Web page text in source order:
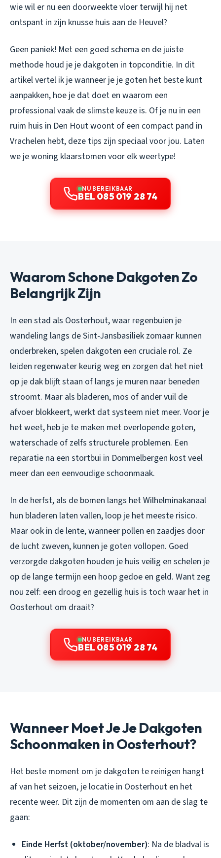
wie wil er nu een doorweekte vloer terwijl hij net
ontspant in zijn knusse huis aan de Heuvel?
Geen paniek! Met een goed schema en de juiste
methode houd je je dakgoten in topconditie. In dit
artikel vertel ik je wanneer je je goten het beste kunt
aanpakken, hoe je dat doet en waarom een
professional vaak de slimste keuze is. Of je nu in een
ruim huis in Den Hout woont of een compact pand in
Vrachelen hebt, deze tips zijn speciaal voor jou. Laten
we je woning klaarstomen voor elk weertype!
NU BEREIKBAAR
BEL 085 019 28 74
Waarom Schone Dakgoten Zo
Belangrijk Zijn
In een stad als Oosterhout, waar regenbuien je
wandeling langs de Sint-Jansbasiliek zomaar kunnen
onderbreken, spelen dakgoten een cruciale rol. Ze
leiden regenwater keurig weg en zorgen dat het niet
op je dak blijft staan of langs je muren naar beneden
stroomt. Maar als bladeren, mos of ander vuil de
afvoer blokkeert, werkt dat systeem niet meer. Voor je
het weet, heb je te maken met overlopende goten,
waterschade of zelfs structurele problemen. Een
reparatie na een stortbui in Dommelbergen kost veel
meer dan een eenvoudige schoonmaak.
In de herfst, als de bomen langs het Wilhelminakanaal
hun bladeren laten vallen, loop je het meeste risico.
Maar ook in de lente, wanneer pollen en zaadjes door
de lucht zweven, kunnen je goten vollopen. Goed
verzorgde dakgoten houden je huis veilig en schelen je
op de lange termijn een hoop gedoe en geld. Want zeg
nou zelf: een droog en gezellig huis is toch waar het in
Oosterhout om draait?
NU BEREIKBAAR
BEL 085 019 28 74
Wanneer Moet Je Je Dakgoten
Schoonmaken in Oosterhout?
Het beste moment om je dakgoten te reinigen hangt
af van het seizoen, je locatie in Oosterhout en het
recente weer. Dit zijn de momenten om aan de slag te
gaan:
Einde Herfst (oktober/november): Na de bladval is